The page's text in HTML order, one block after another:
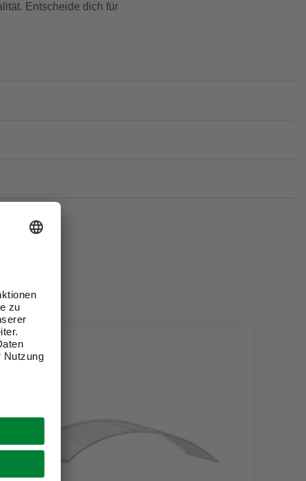
Entscheide dich für